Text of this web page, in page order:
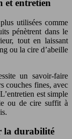
et entretien
utilisées comme
pénètrent dans le
tout en laissant
ou la cire d’abeille
un savoir-faire
couches fines, avec
est simple
ou de cire suffit à
la durabilité